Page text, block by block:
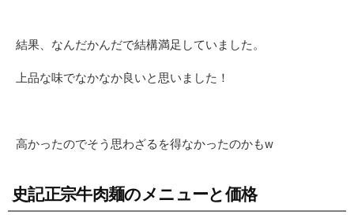
結果、なんだかんだで結構満足していました。
上品な味でなかなか良いと思いました！
高かったのでそう思わざるを得なかったのかもw
史記正宗牛肉麺のメニューと価格